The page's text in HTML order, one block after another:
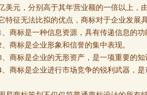
美元，分别高于其年营业额的一倍以上，
特征无法比拟的优点，商标对于企业发展
、商标是一种信息资源，具有传递信息的功
、商标是企业形象和信誉的集中表现。
、商标是企业的无形资产，是一项重要的知
、商标是企业进行市场竞争的锐利武器，是